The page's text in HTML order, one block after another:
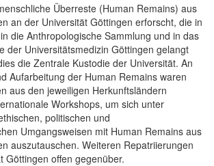
Überreste (Human Remains) aus
an der Universität Göttingen erforscht, die in
die Anthropologische Sammlung und in das
der Universitätsmedizin Göttingen gelangt
die Zentrale Kustodie der Universität. An
Aufarbeitung der Human Remains waren
aus den jeweiligen Herkunftsländern
Workshops, um sich unter
politischen und
Umgangsweisen mit Human Remains aus
auszutauschen. Weiteren Repatriierungen
Göttingen offen gegenüber.